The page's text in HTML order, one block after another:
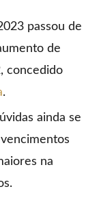
passou de
de
concedido
.
ainda se
na